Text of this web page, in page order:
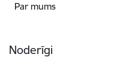
Par mums
Noderīgi